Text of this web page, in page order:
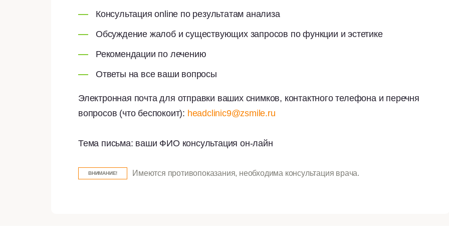
Консультация online по результатам анализа
Обсуждение жалоб и существующих запросов по функции и эстетике
Рекомендации по лечению
Ответы на все ваши вопросы
Электронная почта для отправки ваших снимков, контактного телефона и перечня
вопросов (что беспокоит): headclinic9@zsmile.ru
Тема письма: ваши ФИО консультация он-лайн
ВНИМАНИЕ! Имеются противопоказания, необходима консультация врача.